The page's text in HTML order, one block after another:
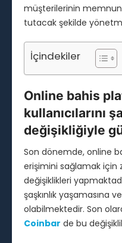
müşterilerinin
tutacak şekilde
İçindekiler
Online bahis
kullanıcılarını
değişikliğiyle
Son dönemde, online
erişimini sağlamak için
değişiklikleri
şaşkınlık yaşamasına
olabilmektedir. Son
Coinbar de bu